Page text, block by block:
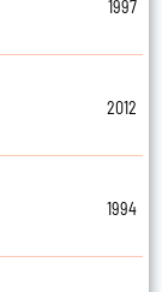
1997
2012
1994